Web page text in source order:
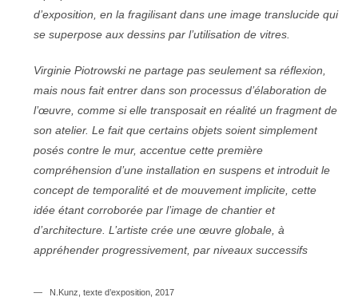
d’exposition, en la fragilisant dans une image translucide qui
se superpose aux dessins par l’utilisation de vitres.
Virginie Piotrowski ne partage pas seulement sa réflexion,
mais nous fait entrer dans son processus d’élaboration de
l’œuvre, comme si elle transposait en réalité un fragment de
son atelier. Le fait que certains objets soient simplement
posés contre le mur, accentue cette première
compréhension d’une installation en suspens et introduit le
concept de temporalité et de mouvement implicite, cette
idée étant corroborée par l’image de chantier et
d’architecture. L’artiste crée une œuvre globale, à
appréhender progressivement, par niveaux successifs
N.Kunz, texte d’exposition, 2017